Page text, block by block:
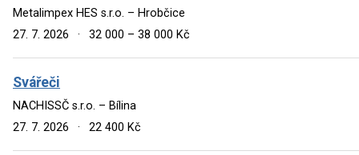
Metalimpex HES s.r.o. – Hrobčice
27. 7. 2026
· 32 000 – 38 000 Kč
Svářeči
NACHISSČ s.r.o. – Bílina
27. 7. 2026
· 22 400 Kč